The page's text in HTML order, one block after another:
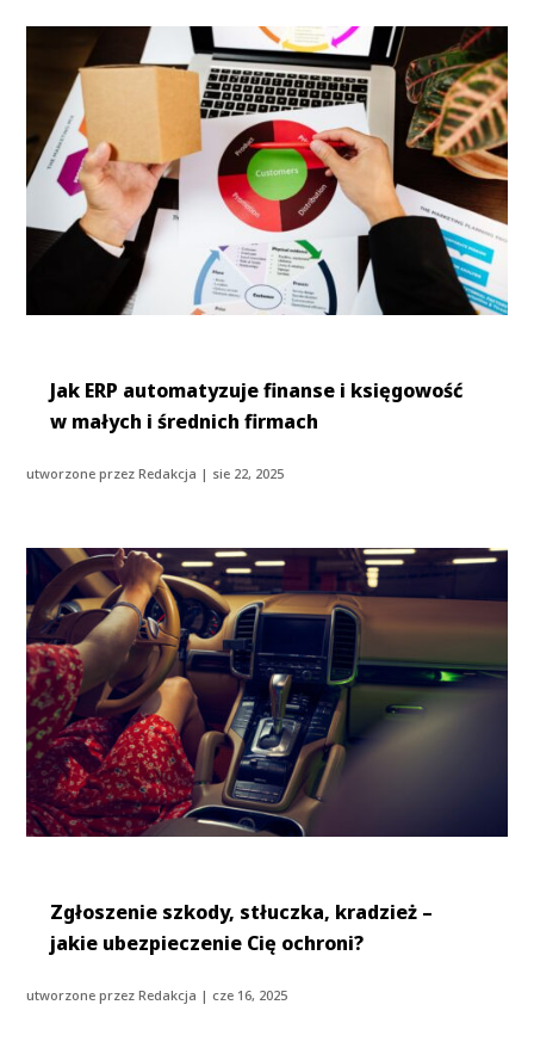
Jak ERP automatyzuje finanse i księgowość
w małych i średnich firmach
utworzone przezRedakcja | sie 22, 2025
Zgłoszenie szkody, stłuczka, kradzież –
jakie ubezpieczenie Cię ochroni?
utworzone przezRedakcja | cze 16, 2025